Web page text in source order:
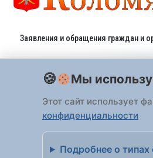
Заявления и обращения граждан и
Все права
Мы
Этот сайт использует
конфиденциальности
Подробнее о типах